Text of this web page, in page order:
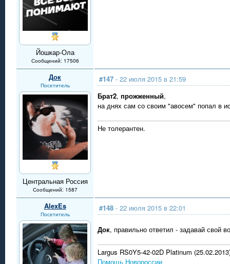
Йошкар-Ола
Сообщений: 17506
Док
Посетитель
Центральная Россия
Сообщений: 1587
#147 - 22 июля 2015 в 21:59
Брат2, прожженный,
на днях сам со своим "авосем" попал в
Не толерантен.
AlexEs
Посетитель
#148 - 22 июля 2015 в 22:01
Док, правильно ответил - задавай свой
Largus RS0Y5-42-02D Platinum
Помощь Новороссии